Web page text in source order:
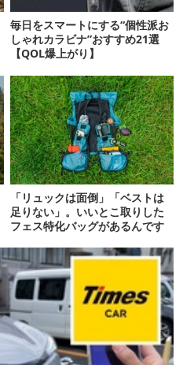
毎日をスマートにする“個性派お
しゃれカラビナ”おすすめ21選
【QOL爆上がり】
「リュックは面倒」「ベストは
足りない」。いいとこ取りした
フェス特化バッグがあるんです